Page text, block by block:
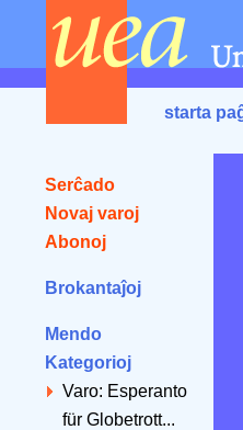
starta
Serĉado
Novaj varoj
Abonoj
Brokantaĵoj
Mendo
Kategorioj
Varo: Esperanto
für Globetrott...